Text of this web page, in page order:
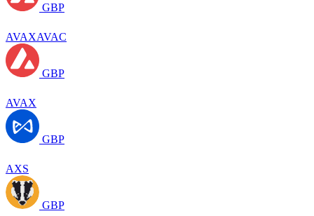
GBP
AVAXAVAC
GBP
AVAX
GBP
AXS
GBP